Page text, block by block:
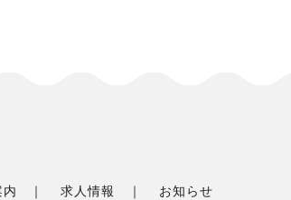
求人情報
お知らせ